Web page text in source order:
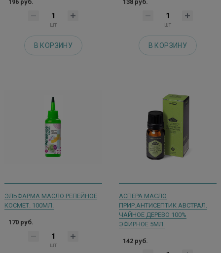
196 руб.
шт
В КОРЗИНУ
138 руб.
шт
В КОРЗИНУ
ЭЛЬФАРМА МАСЛО РЕПЕЙНОЕ
КОСМЕТ. 100МЛ.
170 руб.
шт
АСПЕРА МАСЛО
ПРИР.АНТИСЕПТИК АВСТРАЛ.
ЧАЙНОЕ ДЕРЕВО 100%
ЭФИРНОЕ 5МЛ.
142 руб.